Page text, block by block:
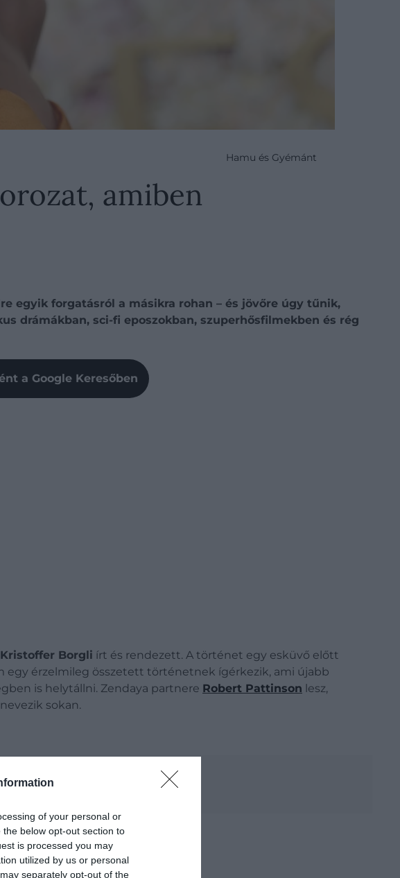
of your personal or
below opt-out section to
is processed you may
utilized by us or personal
separately opt-out of the
Hamu és Gyémánt
amiben
egyik forgatásról a másikra rohan – és jövőre úgy tűnik,
drámákban, sci-fi eposzokban, szuperhősfilmekben és rég
a Google Keresőben
Kristoffer Borgli írt és rendezett. A történet egy esküvő előtt
egy érzelmileg összetett történetnek ígérkezik, ami újabb
is helytállni. Zendaya partnere Robert Pattinson lesz,
sokan.
nem kísérelt meg